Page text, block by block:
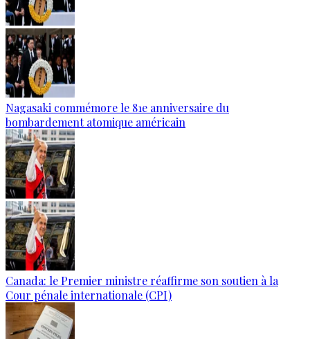
Nagasaki commémore le 81e anniversaire du
bombardement atomique américain
Canada: le Premier ministre réaffirme son soutien à la
Cour pénale internationale (CPI)